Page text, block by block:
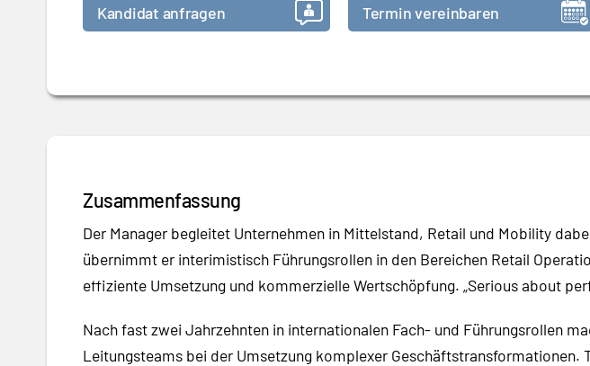
Kandidat anfragen Termin vereinbaren
Zusammenfassung
Der Manager begleitet Unternehmen in Mittelstand, Retail und Mobility
übernimmt er interimistisch Führungsrollen in den Bereichen Retail
effiziente Umsetzung und kommerzielle Wertschöpfung. „Serious about
Nach fast zwei Jahrzehnten in internationalen Fach- und Führungsrollen
Leitungsteams bei der Umsetzung komplexer